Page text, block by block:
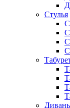
Стулья